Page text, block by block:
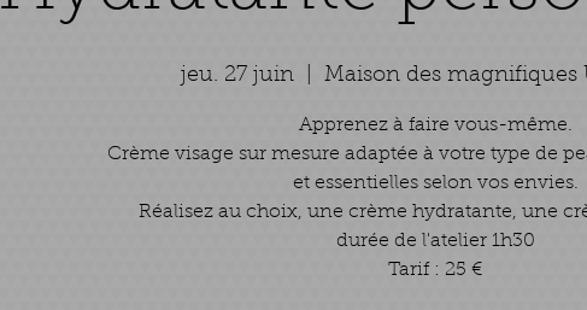
jeu. 27 juin
  |
Maison des magnifiques
Apprenez à faire vous-même.
Crème visage sur mesure adaptée à votre type de
et essentielles selon vos envies.
Réalisez au choix, une crème hydratante, une
durée de l'atelier 1h30
Tarif : 25 €